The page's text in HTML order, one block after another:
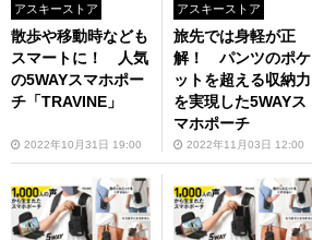
アスキーストア
散歩や移動時なども
スマートに！ 人気
の5WAYスマホポー
チ「TRAVINE」
2022年10月31日 19:00
アスキーストア
旅先では身軽が正
解！ パンツのポケ
ットを超える収納力
を実現した5WAYス
マホポーチ
2022年11月03日 12:00